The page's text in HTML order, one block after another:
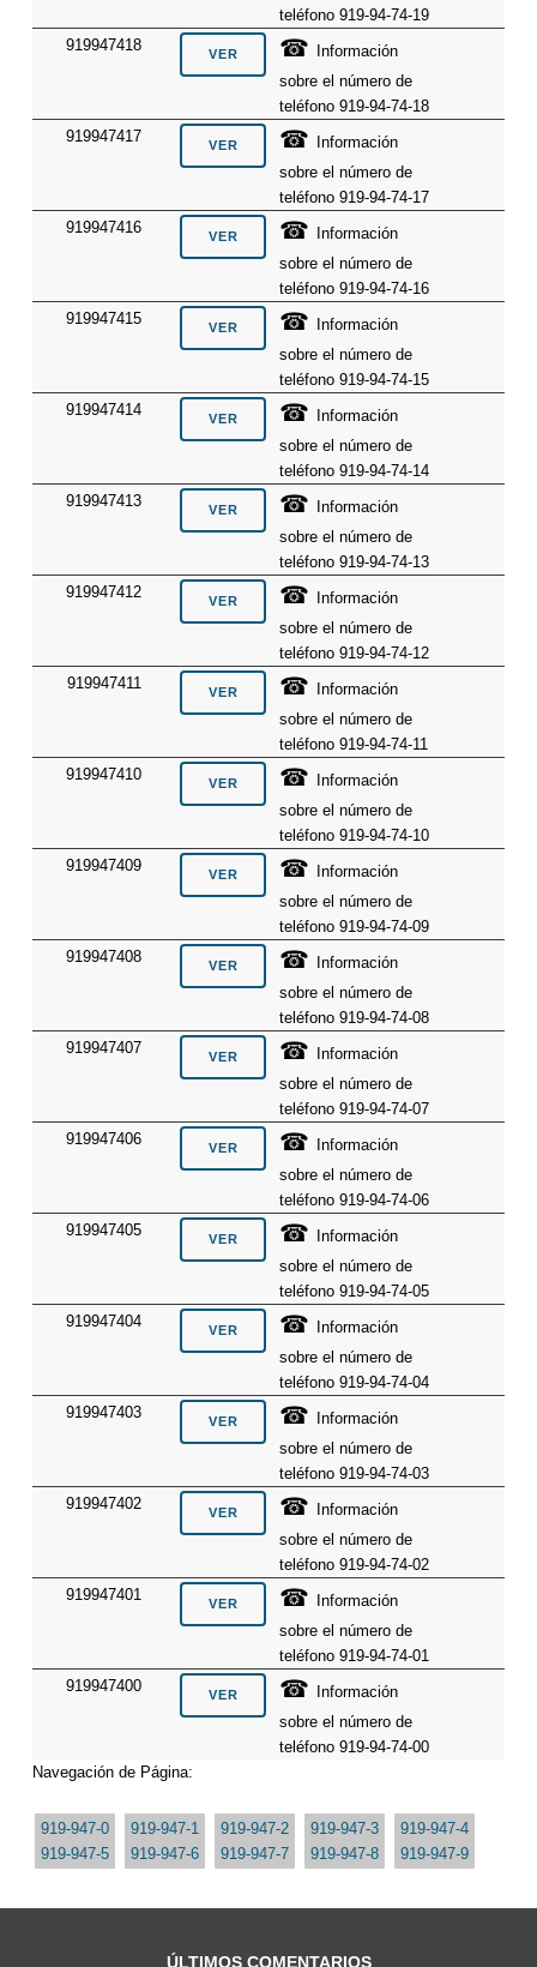
teléfono 919-94-74-19
919947418
☎ Información
sobre el número de
teléfono 919-94-74-18
919947417
☎ Información
sobre el número de
teléfono 919-94-74-17
919947416
☎ Información
sobre el número de
teléfono 919-94-74-16
919947415
☎ Información
sobre el número de
teléfono 919-94-74-15
919947414
☎ Información
sobre el número de
teléfono 919-94-74-14
919947413
☎ Información
sobre el número de
teléfono 919-94-74-13
919947412
☎ Información
sobre el número de
teléfono 919-94-74-12
919947411
☎ Información
sobre el número de
teléfono 919-94-74-11
919947410
☎ Información
sobre el número de
teléfono 919-94-74-10
919947409
☎ Información
sobre el número de
teléfono 919-94-74-09
919947408
☎ Información
sobre el número de
teléfono 919-94-74-08
919947407
☎ Información
sobre el número de
teléfono 919-94-74-07
919947406
☎ Información
sobre el número de
teléfono 919-94-74-06
919947405
☎ Información
sobre el número de
teléfono 919-94-74-05
919947404
☎ Información
sobre el número de
teléfono 919-94-74-04
919947403
☎ Información
sobre el número de
teléfono 919-94-74-03
919947402
☎ Información
sobre el número de
teléfono 919-94-74-02
919947401
☎ Información
sobre el número de
teléfono 919-94-74-01
919947400
☎ Información
sobre el número de
teléfono 919-94-74-00
Navegación de Página:
919-947-0 919-947-1 919-947-2 919-947-3
919-947-4
919-947-5
919-947-6 919-947-7 919-947-8 919-947-9
ÚLTIMOS COMENTARIOS